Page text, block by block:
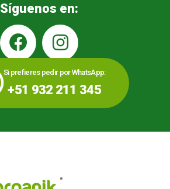
Síguenos en:
Si prefieres pedir por WhatsApp:
+51 932 211 345